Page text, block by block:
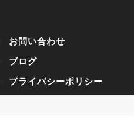
お問い合わせ
ブログ
プライバシーポリシー